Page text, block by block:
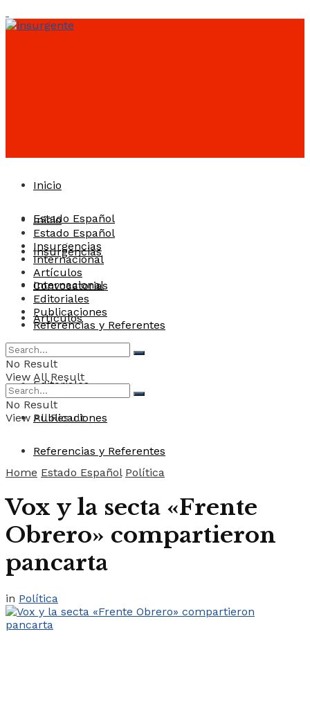
Inicio
Estado Español
Insurgencias
Internacional
Artículos
Convocatorias
Editoriales
Publicaciones
Referencias y Referentes
Inicio
Estado Español
Insurgencias
Internacional
Artículos
Convocatorias
Editoriales
Publicaciones
Referencias y Referentes
No Result
View All Result
No Result
View All Result
Home Estado Español Política
Vox y la secta «Frente
Obrero» compartieron
pancarta
in Política